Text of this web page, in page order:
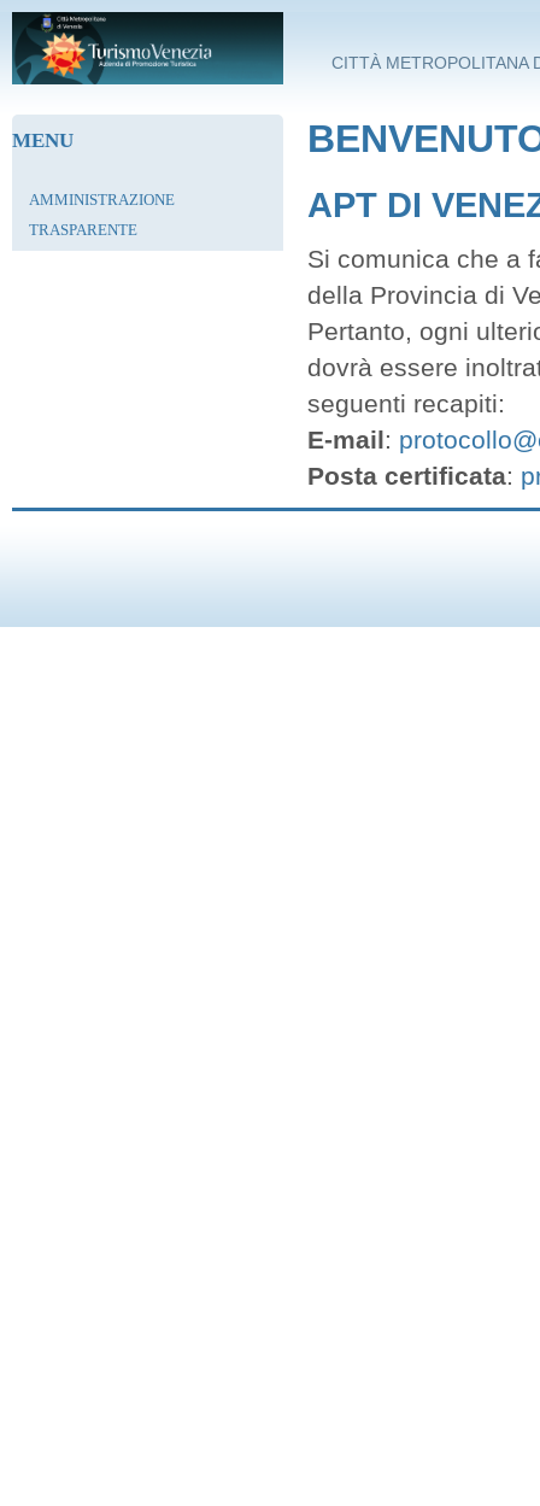
Salta al contenuto principale
CITTÀ METROPOLITANA
MENU
AMMINISTRAZIONE
TRASPARENTE
APT DI
Si comunica che a
della Provincia di
Pertanto, ogni
dovrà essere
seguenti recapiti:
E-mail:
Posta certificata: